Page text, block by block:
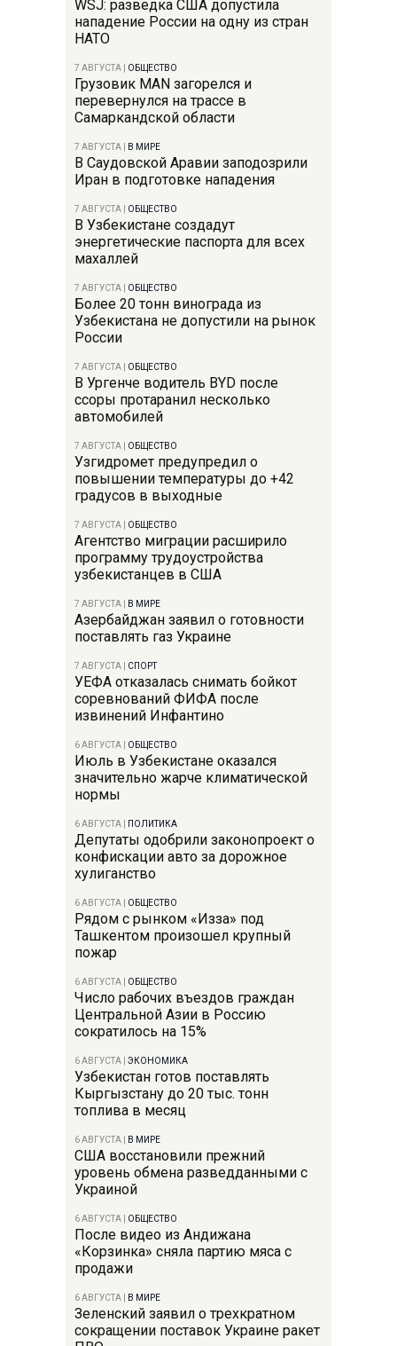
WSJ: разведка США допустила
нападение России на одну из стран
НАТО
7 АВГУСТА ОБЩЕСТВО
Грузовик MAN загорелся и
перевернулся на трассе в
Самаркандской области
7 АВГУСТА В МИРЕ
В Саудовской Аравии заподозрили
Иран в подготовке нападения
7 АВГУСТА ОБЩЕСТВО
В Узбекистане создадут
энергетические паспорта для всех
махаллей
7 АВГУСТА ОБЩЕСТВО
Более 20 тонн винограда из
Узбекистана не допустили на рынок
России
7 АВГУСТА ОБЩЕСТВО
В Ургенче водитель BYD после
ссоры протаранил несколько
автомобилей
7 АВГУСТА ОБЩЕСТВО
Узгидромет предупредил о
повышении температуры до +42
градусов в выходные
7 АВГУСТА ОБЩЕСТВО
Агентство миграции расширило
программу трудоустройства
узбекистанцев в США
7 АВГУСТА В МИРЕ
Азербайджан заявил о готовности
поставлять газ Украине
7 АВГУСТА СПОРТ
УЕФА отказалась снимать бойкот
соревнований ФИФА после
извинений Инфантино
6 АВГУСТА ОБЩЕСТВО
Июль в Узбекистане оказался
значительно жарче климатической
нормы
6 АВГУСТА ПОЛИТИКА
Депутаты одобрили законопроект о
конфискации авто за дорожное
хулиганство
6 АВГУСТА ОБЩЕСТВО
Рядом с рынком «Изза» под
Ташкентом произошел крупный
пожар
6 АВГУСТА ОБЩЕСТВО
Число рабочих въездов граждан
Центральной Азии в Россию
сократилось на 15%
6 АВГУСТА ЭКОНОМИКА
Узбекистан готов поставлять
Кыргызстану до 20 тыс. тонн
топлива в месяц
6 АВГУСТА В МИРЕ
США восстановили прежний
уровень обмена разведданными с
Украиной
6 АВГУСТА ОБЩЕСТВО
После видео из Андижана
«Корзинка» сняла партию мяса с
продажи
6 АВГУСТА В МИРЕ
Зеленский заявил о трехкратном
сокращении поставок Украине ракет